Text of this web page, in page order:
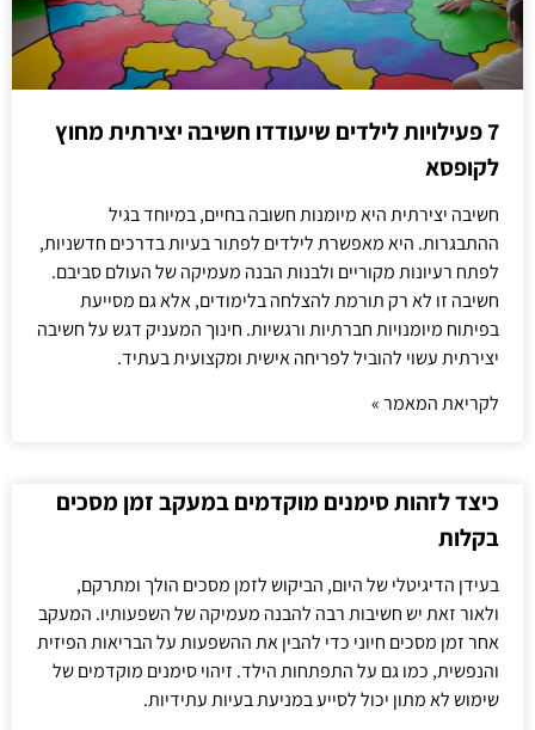
7 פעילויות לילדים שיעודדו חשיבה יצירתית מחוץ
לקופסא
חשיבה יצירתית היא מיומנות חשובה בחיים, במיוחד בגיל
ההתבגרות. היא מאפשרת לילדים לפתור בעיות בדרכים חדשניות,
לפתח רעיונות מקוריים ולבנות הבנה מעמיקה של העולם סביבם.
חשיבה זו לא רק תורמת להצלחה בלימודים, אלא גם מסייעת
בפיתוח מיומנויות חברתיות ורגשיות. חינוך המעניק דגש על חשיבה
יצירתית עשוי להוביל לפריחה אישית ומקצועית בעתיד.
לקריאת המאמר »
כיצד לזהות סימנים מוקדמים במעקב זמן מסכים
בקלות
בעידן הדיגיטלי של היום, הביקוש לזמן מסכים הולך ומתרקם,
ולאור זאת יש חשיבות רבה להבנה מעמיקה של השפעותיו. המעקב
אחר זמן מסכים חיוני כדי להבין את ההשפעות על הבריאות הפיזית
והנפשית, כמו גם על התפתחות הילד. זיהוי סימנים מוקדמים של
שימוש לא מתון יכול לסייע במניעת בעיות עתידיות.